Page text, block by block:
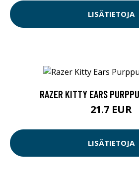
LISÄTIETOJA
RAZER KITTY EARS
21.7 EUR
LISÄTIETOJA